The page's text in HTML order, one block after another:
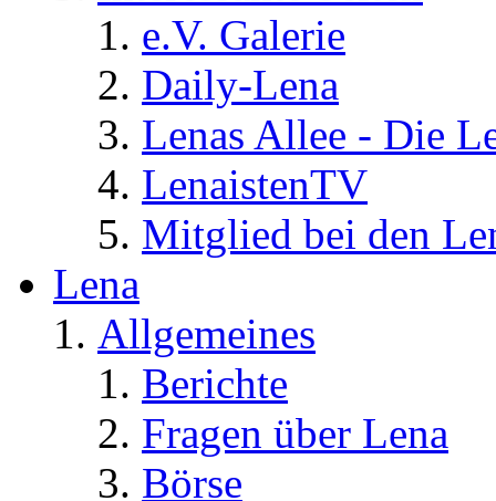
e.V. Galerie
Daily-Lena
Lenas Allee - Die
LenaistenTV
Mitglied bei den
Lena
Allgemeines
Berichte
Fragen über Lena
Börse